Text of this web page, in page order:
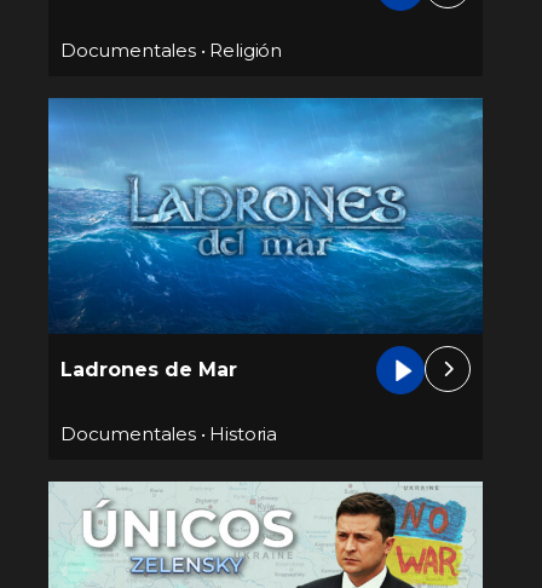
Documentales• Religión
Ladrones de Mar
Documentales• Historia